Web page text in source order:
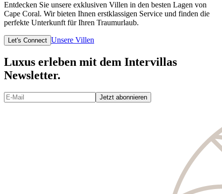
Entdecken Sie unsere exklusiven Villen in den besten Lagen von
Cape Coral. Wir bieten Ihnen erstklassigen Service und finden die
perfekte Unterkunft für Ihren Traumurlaub.
Let's Connect Unsere Villen
Luxus erleben mit dem Intervillas
Newsletter.
Jetzt abonnieren